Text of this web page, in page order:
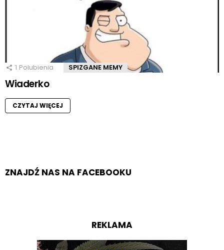
1 Polubienia SPIZGANE MEMY
Wiaderko
CZYTAJ WIĘCEJ
ZNAJDŹ NAS NA FACEBOOKU
REKLAMA